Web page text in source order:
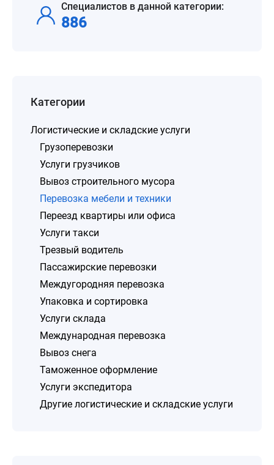
Специалистов в данной категории:
886
Категории
Логистические и складские услуги
Грузоперевозки
Услуги грузчиков
Вывоз строительного мусора
Перевозка мебели и техники
Переезд квартиры или офиса
Услуги такси
Трезвый водитель
Пассажирские перевозки
Междугородняя перевозка
Упаковка и сортировка
Услуги склада
Международная перевозка
Вывоз снега
Таможенное оформление
Услуги экспедитора
Другие логистические и складские услуги